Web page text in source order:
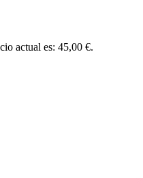
actual es: 45,00 €.